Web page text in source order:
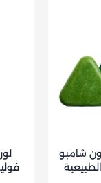
شامبو